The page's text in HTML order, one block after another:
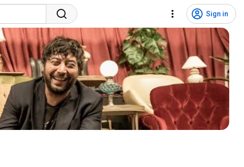
Sign in